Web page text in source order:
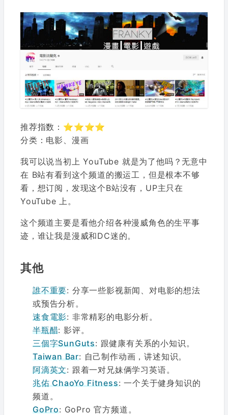
推荐指数：⭐⭐⭐⭐
分类：电影、漫画
我可以说当初上 YouTube 就是为了他吗？无意中
在 B站有看到这个频道的搬运工，但是根本不够
看，想订阅，发现这个B站没有，UP主只在
YouTube 上。
这个频道主要是看他介绍各种漫威角色的生平事
迹，谁让我是漫威和DC迷的。
其他
誰不重要: 分享一些影视新闻、对电影的想法
或预告分析。
速食電影: 非常精彩的电影分析。
半瓶醋: 影评。
三個字SunGuts: 跟健康有关系的小知识。
Taiwan Bar: 自己制作动画，讲述知识。
阿滴英文: 跟着一对兄妹俩学习英语。
兆佑 ChaoYo Fitness: 一个关于健身知识的
频道。
GoPro: GoPro 官方频道。